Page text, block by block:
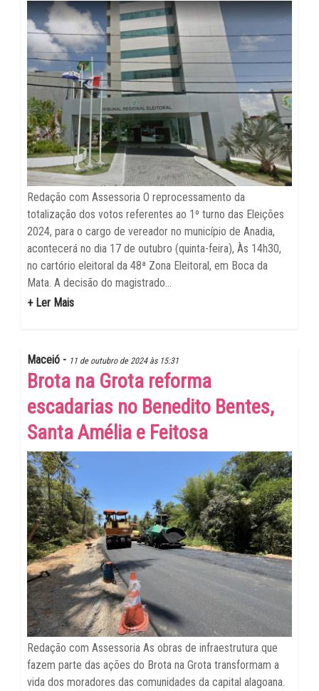
Redação com Assessoria O reprocessamento da
totalização dos votos referentes ao 1º turno das Eleições
2024, para o cargo de vereador no município de Anadia,
acontecerá no dia 17 de outubro (quinta-feira), Às 14h30,
no cartório eleitoral da 48ª Zona Eleitoral, em Boca da
Mata. A decisão do magistrado...
+ Ler Mais
Maceió - 11 de outubro de 2024 às 15:31
Brota na Grota reforma
escadarias no Benedito Bentes,
Santa Amélia e Feitosa
Redação com Assessoria As obras de infraestrutura que
fazem parte das ações do Brota na Grota transformam a
vida dos moradores das comunidades da capital alagoana.